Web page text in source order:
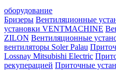
оборудование
Бризеры Вентиляционные
установки VENTMACHINE
ZILON Вентиляционные
вентиляторы Soler Palau
Lossnay Mitsubishi Electric
рекуперацией Приточные